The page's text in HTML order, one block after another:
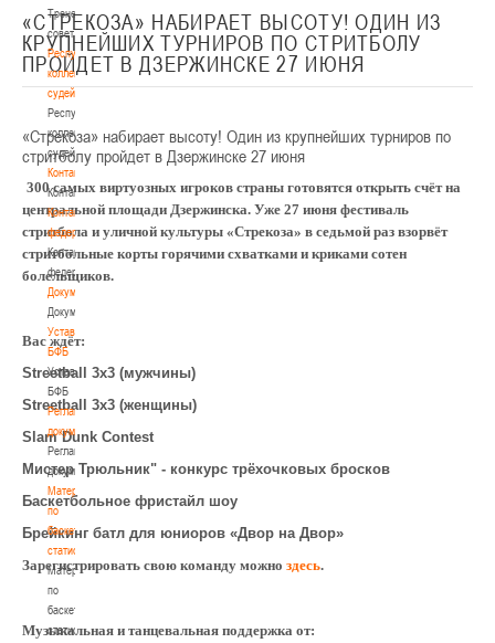
Тренерский
совет
Республиканская
коллегия
судей
Республиканская
коллегия
судей
Контакты
Контакты
Контакты
федерации
Контакты
федерации
Документы
Документы
Устав
БФБ
Устав
БФБ
Регламентирующие
документы
Регламентирующие
документы
Материалы
по
баскетбольной
статистике
Материалы
по
баскетбольной
статистике
«СТРЕКОЗА» НАБИРАЕТ ВЫСОТУ! ОДИН ИЗ
КРУПНЕЙШИХ ТУРНИРОВ ПО СТРИТБОЛУ
ПРОЙДЕТ В ДЗЕРЖИНСКЕ 27 ИЮНЯ
«Стрекоза» набирает высоту! Один из крупнейших турниров по
стритболу пройдет в Дзержинске 27 июня
300 самых виртуозных игроков страны готовятся открыть счёт на
центральной площади Дзержинска. Уже 27 июня фестиваль
стритбола и уличной культуры «Стрекоза» в седьмой раз взорвёт
стритбольные корты горячими схватками и криками сотен
болельщиков.
Вас ждёт:
Streetball 3x3 (мужчины)
Streetball 3x3 (женщины)
Slam Dunk Contest
Мистер Трюльник" - конкурс трёхочковых бросков
Баскетбольное фристайл шоу
Брейкинг батл для юниоров «Двор на Двор»
Зарегистрировать свою команду можно здесь.
Музыкальная и танцевальная поддержка от: